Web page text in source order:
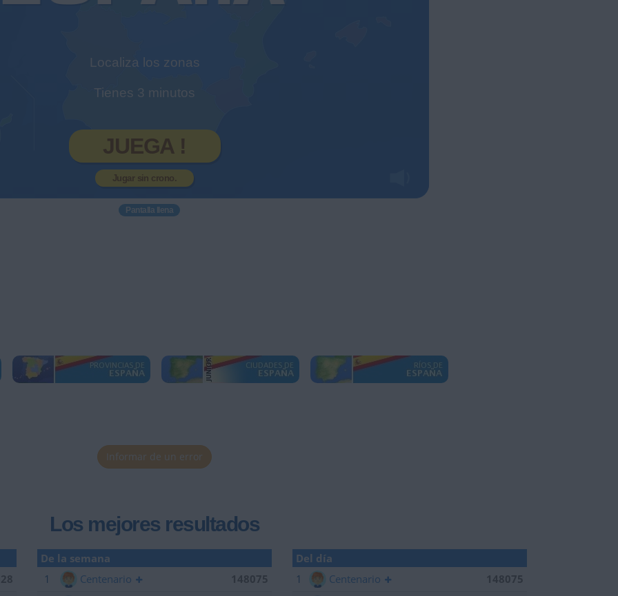
Localiza los zonas
Tienes 3 minutos
JUEGA !
Jugar sin crono.
Pantalla llena
Informar de un error
Los mejores resultados
De la semana
1
Centenario
148075
Del día
1
Centenario
148075